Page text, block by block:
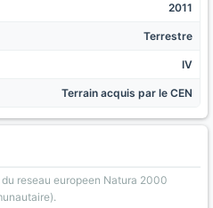
2011
Terrestre
IV
Terrain acquis par le CEN
reseau europeen Natura 2000